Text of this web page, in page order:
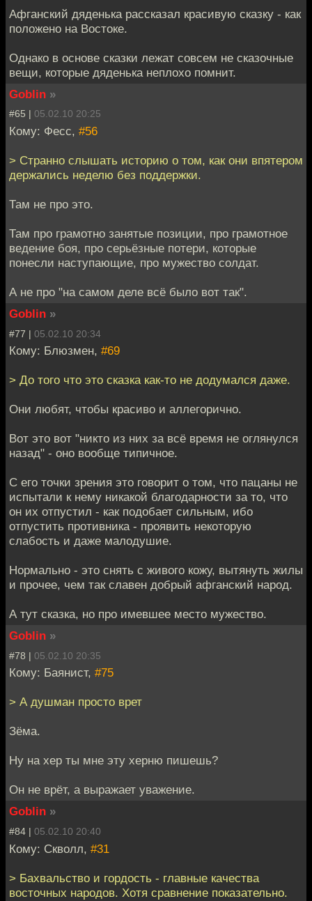
Афганский дяденька рассказал красивую сказку - как
положено на Востоке.
Однако в основе сказки лежат совсем не сказочные
вещи, которые дяденька неплохо помнит.
Goblin »
#65 | 05.02.10 20:25
Кому: Фесс, #56
> Странно слышать историю о том, как они впятером
держались неделю без поддержки.
Там не про это.
Там про грамотно занятые позиции, про грамотное
ведение боя, про серьёзные потери, которые
понесли наступающие, про мужество солдат.
А не про "на самом деле всё было вот так".
Goblin »
#77 | 05.02.10 20:34
Кому: Блюзмен, #69
> До того что это сказка как-то не додумался даже.
Они любят, чтобы красиво и аллегорично.
Вот это вот "никто из них за всё время не оглянулся
назад" - оно вообще типичное.
С его точки зрения это говорит о том, что пацаны не
испытали к нему никакой благодарности за то, что
он их отпустил - как подобает сильным, ибо
отпустить противника - проявить некоторую
слабость и даже малодушие.
Нормально - это снять с живого кожу, вытянуть жилы
и прочее, чем так славен добрый афганский народ.
А тут сказка, но про имевшее место мужество.
Goblin »
#78 | 05.02.10 20:35
Кому: Баянист, #75
> А душман просто врет
Зёма.
Ну на хер ты мне эту херню пишешь?
Он не врёт, а выражает уважение.
Goblin »
#84 | 05.02.10 20:40
Кому: Скволл, #31
> Бахвальство и гордость - главные качества
восточных народов. Хотя сравнение показательно.